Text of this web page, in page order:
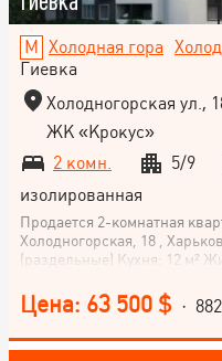
Холодная гора
Гиевка
Холодногорская ул.,
ЖК «Крокус»
2 комн.
5/9
изолированная
Продается 2-комнатная
Холодногорская, 18 ,
(раздельные) Кухня: 12 м²
Преимущества объекта:
шумоизоляция. Два балкона
(установлен котел)
электричество,
Цена: 63 500 $ ·